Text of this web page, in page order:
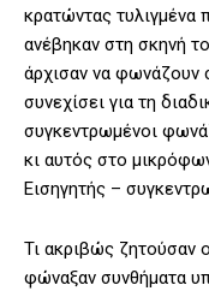
κρατώντας τυλιγμένα
ανέβηκαν στη σκηνή
άρχισαν να φωνάζουν
συνεχίσει για τη
συγκεντρωμένοι
κι αυτός στο
Εισηγητής –
Τι ακριβώς ζητούσαν
φώναξαν συνθήματα